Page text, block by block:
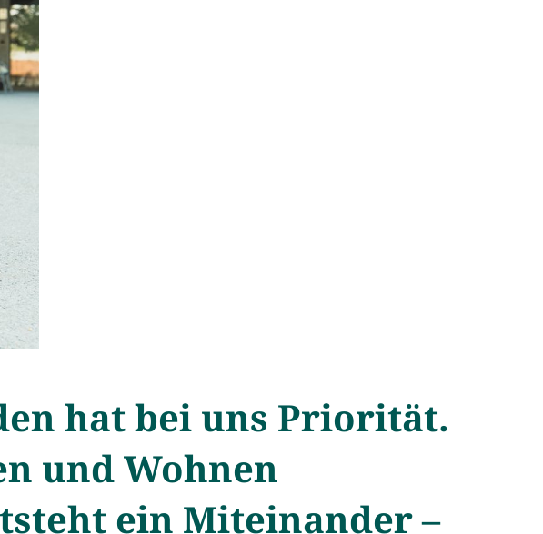
hat bei uns Priorität.
und Wohnen
ein Miteinander –